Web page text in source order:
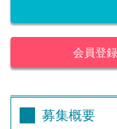
会員登
募集概要